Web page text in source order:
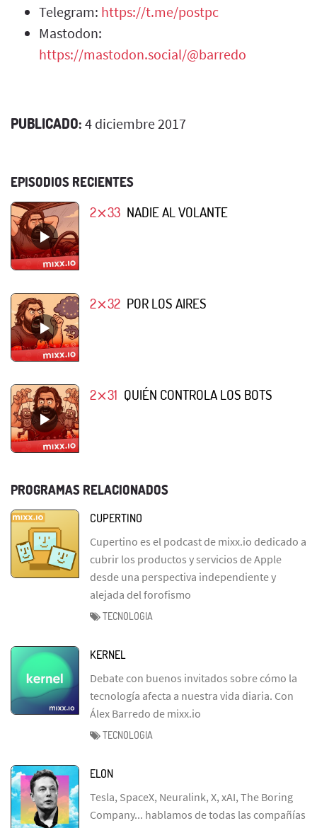
Telegram: https://t.me/postpc
Mastodon:
https://mastodon.social/@barredo
PUBLICADO: 4 diciembre 2017
EPISODIOS RECIENTES
2⨯33 NADIE AL VOLANTE
2⨯32 POR LOS AIRES
2⨯31 QUIÉN CONTROLA LOS BOTS
PROGRAMAS RELACIONADOS
CUPERTINO
Cupertino es el podcast de mixx.io dedicado a
cubrir los productos y servicios de Apple
desde una perspectiva independiente y
alejada del forofismo
TECNOLOGIA
KERNEL
Debate con buenos invitados sobre cómo la
tecnología afecta a nuestra vida diaria. Con
Álex Barredo de mixx.io
TECNOLOGIA
ELON
Tesla, SpaceX, Neuralink, X, xAI, The Boring
Company... hablamos de todas las compañías